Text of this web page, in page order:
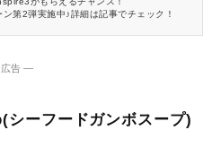
第2弾実施中♪詳細は記事でチェック！
告 ―
ーフードガンボスープ)